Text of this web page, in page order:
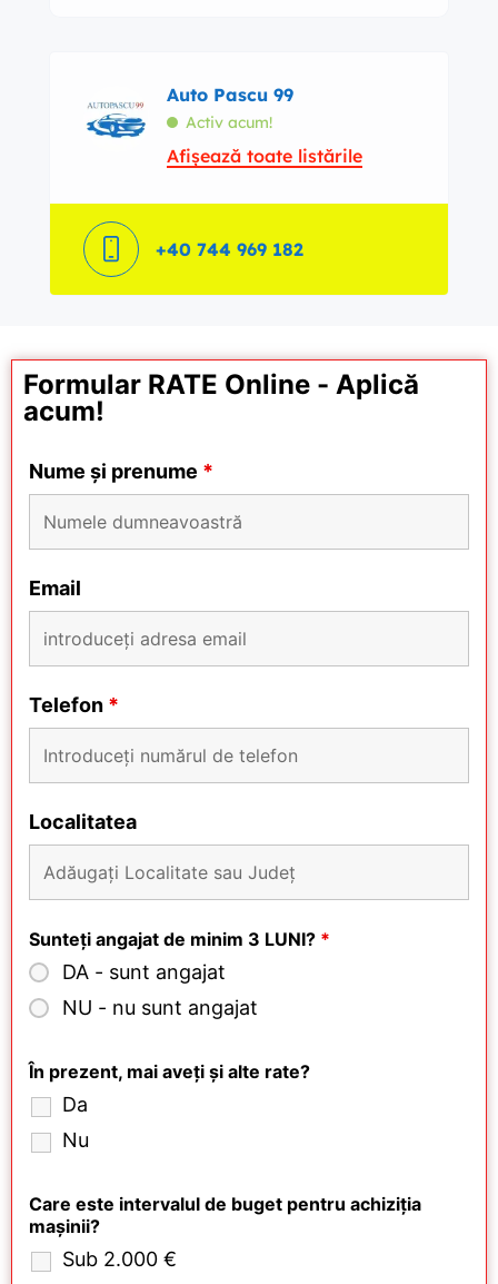
Auto Pascu 99
Activ acum!
Afișează toate listările
+40 744 969 182
Formular RATE Online - Aplică
acum!
Nume și prenume *
Email
Telefon *
Localitatea
Sunteți angajat de minim 3 LUNI? *
DA - sunt angajat
NU - nu sunt angajat
În prezent, mai aveți și alte rate?
Da
Nu
Care este intervalul de buget pentru achiziția
mașinii?
Sub 2.000 €